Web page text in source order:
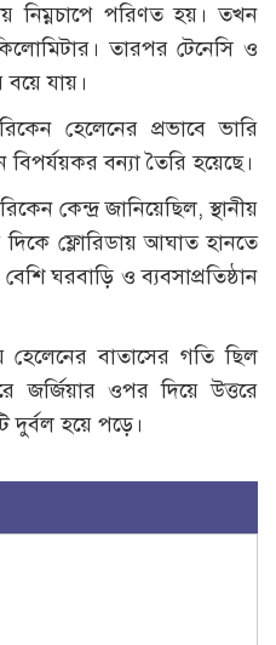
নিম্নচাপে পরিণত হয়। তখন
তারপর টেনেসি ও
বয়ে যায়।
হেলেনের প্রভাবে ভারি
বিপর্যয়কর বন্যা তৈরি হয়েছে।
কেন্দ্র জানিয়েছিল, স্থানীয়
ফ্লোরিডায় আঘাত হানতে
ঘরবাড়ি ও ব্যবসাপ্রতিষ্ঠান
বাতাসের গতি ছিল
জর্জিয়ার ওপর দিয়ে উত্তরে
দুর্বল হয়ে পড়ে।